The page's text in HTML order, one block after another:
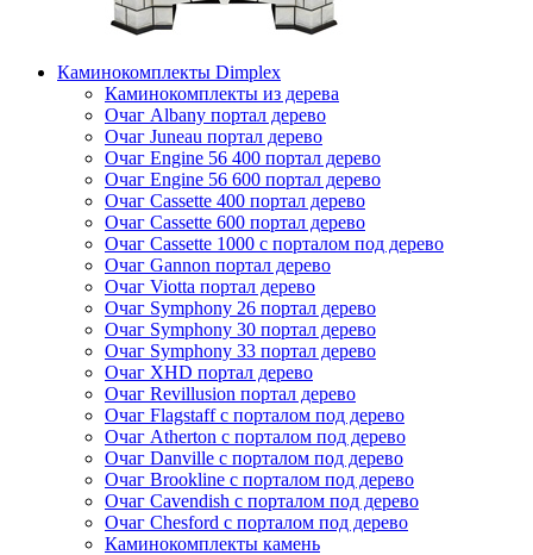
Каминокомплекты Dimplex
Каминокомплекты из дерева
Очаг Albany портал дерево
Очаг Juneau портал дерево
Очаг Engine 56 400 портал дерево
Очаг Engine 56 600 портал дерево
Очаг Cassette 400 портал дерево
Очаг Cassette 600 портал дерево
Очаг Cassette 1000 с порталом под дерево
Очаг Gannon портал дерево
Очаг Viotta портал дерево
Очаг Symphony 26 портал дерево
Очаг Symphony 30 портал дерево
Очаг Symphony 33 портал дерево
Очаг XHD портал дерево
Очаг Revillusion портал дерево
Очаг Flagstaff с порталом под дерево
Очаг Atherton с порталом под дерево
Очаг Danville с порталом под дерево
Очаг Brookline с порталом под дерево
Очаг Cavendish с порталом под дерево
Очаг Chesford с порталом под дерево
Каминокомплекты камень